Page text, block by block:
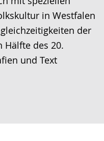
in Westfalen
der
Hälfte des 20.
und Text